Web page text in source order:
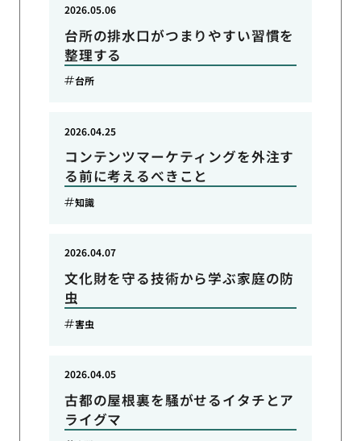
台所の排水口がつまりやすい習慣を
整理する
2026.05.06
台所
コンテンツマーケティングを外注す
る前に考えるべきこと
2026.04.25
知識
文化財を守る技術から学ぶ家庭の防
虫
2026.04.07
害虫
古都の屋根裏を騒がせるイタチとア
ライグマ
2026.04.05